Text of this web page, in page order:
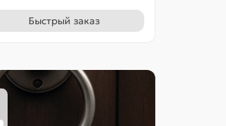
Быстрый заказ